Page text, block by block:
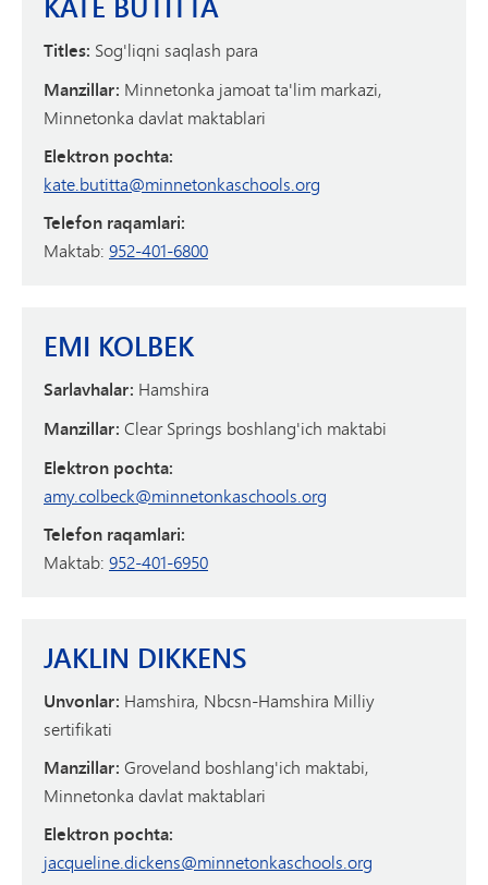
Titles: Sog'liqni saqlash para
Manzillar: Minnetonka jamoat ta'lim markazi,
Minnetonka davlat maktablari
Elektron pochta:
kate.butitta@minnetonkaschools.org
Telefon raqamlari:
Maktab: 952-401-6800
EMI KOLBEK
Sarlavhalar: Hamshira
Manzillar: Clear Springs boshlang'ich maktabi
Elektron pochta:
amy.colbeck@minnetonkaschools.org
Telefon raqamlari:
Maktab: 952-401-6950
JAKLIN DIKKENS
Unvonlar: Hamshira, Nbcsn-Hamshira Milliy
sertifikati
Manzillar: Groveland boshlang'ich maktabi,
Minnetonka davlat maktablari
Elektron pochta:
jacqueline.dickens@minnetonkaschools.org